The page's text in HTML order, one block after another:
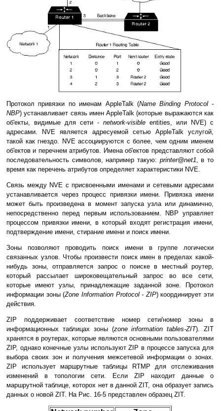
Протокол привязки по именам AppleTalk (Name Binding Protocol -
NBP) устанавливает связь имен AppleTalk (которые выражаются как
об'екты, видимые для сети - network-visible entities, или NVE) с
адресами. NVE является адресуемой сетью AppleTalk услугой,
такой как гнездо. NVE ассоциируются с более, чем одним именем
об'ектов и перечнем атрибутов. Имена об'ектов представляют собой
последовательность символов, например такую: printer@net1, в то
время как перечень атрибутов определяет характеристики NVE.
Связь между NVE с присвоенными именами и сетевыми адресами
устанавливается через процесс привязки имени. Привязка имени
может быть произведена в момент запуска узла или динамично,
непосредственно перед первым использованием. NBP управляет
процессом привязки имени, в который входят регистрация имени,
подтверждение имени, стирание имени и поиск имени.
Зоны позволяют проводить поиск имени в группе логически
связанных узлов. Чтобы произвести поиск имен в пределах какой-
нибудь зоны, отправляется запрос о поиске в местный роутер,
который рассылает широковещательный запрос во все сети,
которые имеют узлы, принадлежащие заданной зоне. Протокол
информации зоны (Zone Information Protocol - ZIP) координирует эти
действия.
ZIP поддерживает соответствие номер сети/номер зоны в
информационных таблицах зоны (zone information tables-ZIT). ZIT
хранятся в роутерах, которые являются основными пользователями
ZIP, однако конечные узлы используют ZIP в процессе запуска для
выбора своих зон и получения межсетевой информации о зонах.
ZIP использует маршрутные таблицы RTMP для отслеживания
изменений в топологии сети. Если ZIP находит данные о
маршрутной таблице, которох нет в данной ZIT, она образует запись
данных о новой ZIT. На Рис. 16-5 представлен образец ZIT.